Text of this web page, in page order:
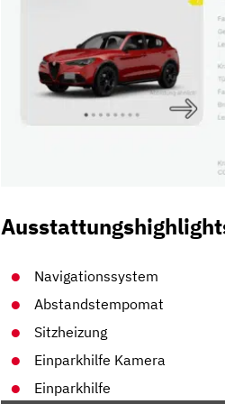
Navigationssystem
Abstandstempomat
Sitzheizung
Einparkhilfe Kamera
Einparkhilfe